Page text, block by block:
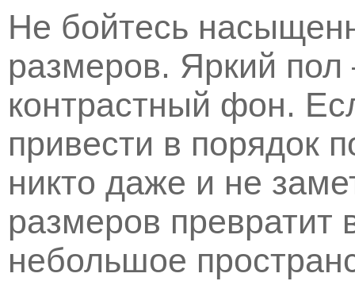
Не бойтесь
размеров. Яркий
контрастный фон.
привести в порядок
никто даже и не
размеров превратит
небольшое